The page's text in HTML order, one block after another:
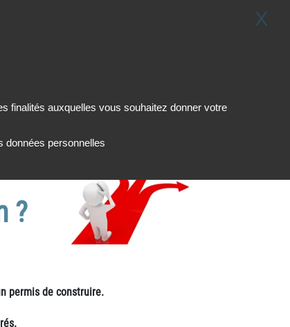
?
permis de construire.
finalités auxquelles vous souhaitez donner votre
données personnelles
X